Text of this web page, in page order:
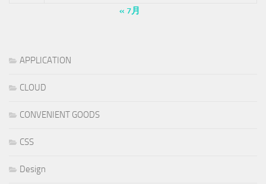
« 7月
APPLICATION
CLOUD
CONVENIENT GOODS
CSS
Design